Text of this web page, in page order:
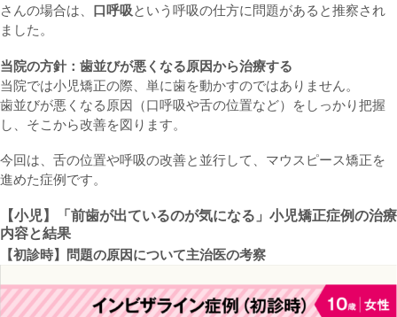
さんの場合は、 口呼吸という呼吸の仕方に問題があると推察され
ました。
当院の方針：歯並びが悪くなる原因から治療する
当院では小児矯正の際、単に歯を動かすのではありません。
歯並びが悪くなる原因（口呼吸や舌の位置など）をしっかり把握
し、そこから改善を図ります。
今回は、舌の位置や呼吸の改善と並行して、マウスピース矯正を
進めた症例です。
【小児】「 前歯が出ているのが気になる 」小児矯正症例の治療
内容と結果
【初診時】問題の原因について主治医の考察